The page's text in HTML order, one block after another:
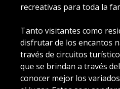
recreativas para toda la
Tanto visitantes como
disfrutar de los encantos
través de circuitos
que se brindan a través
conocer mejor los